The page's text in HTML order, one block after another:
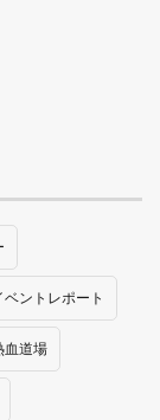
ベントレポート
血道場